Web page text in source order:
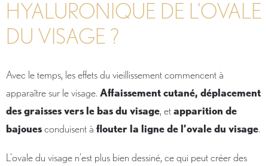
HYALURONIQUE DE L’OVALE
DU VISAGE ?
Avec le temps, les effets du vieillissement commencent à
apparaître sur le visage. Affaissement cutané, déplacement
des graisses vers le bas du visage, etapparition de
bajouesconduisent à flouter la ligne de l’ovale du visage.
L’ovale du visage n’est plus bien dessiné, ce qui peut créer des